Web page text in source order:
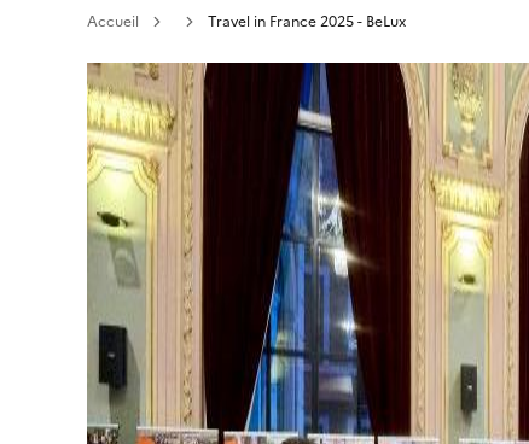
Accueil Travel in France 2025 - BeLux